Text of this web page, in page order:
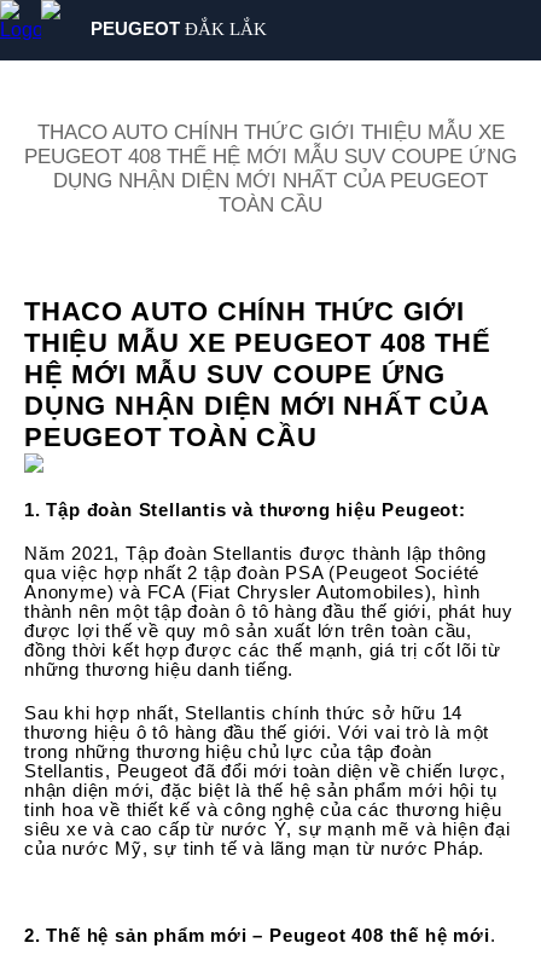
PEUGEOT ĐẮK LẮK
DỊCH VỤ
GIỚI THIỆU
THACO AUTO CHÍNH THỨC GIỚI THIỆU MẪU XE
PEUGEOT 408 THẾ HỆ MỚI MẪU SUV COUPE ỨNG
DỤNG NHẬN DIỆN MỚI NHẤT CỦA PEUGEOT
TOÀN CẦU
THACO AUTO CHÍNH THỨC GIỚI
THIỆU MẪU XE PEUGEOT 408 THẾ
HỆ MỚI MẪU SUV COUPE ỨNG
DỤNG NHẬN DIỆN MỚI NHẤT CỦA
PEUGEOT TOÀN CẦU
1. Tập đoàn Stellantis và thương hiệu Peugeot:
Năm 2021, Tập đoàn Stellantis được thành lập thông
qua việc hợp nhất 2 tập đoàn PSA (Peugeot Société
Anonyme) và FCA (Fiat Chrysler Automobiles), hình
thành nên một tập đoàn ô tô hàng đầu thế giới, phát huy
được lợi thế về quy mô sản xuất lớn trên toàn cầu,
đồng thời kết hợp được các thế mạnh, giá trị cốt lõi từ
những thương hiệu danh tiếng.
Sau khi hợp nhất, Stellantis chính thức sở hữu 14
thương hiệu ô tô hàng đầu thế giới. Với vai trò là một
trong những thương hiệu chủ lực của tập đoàn
Stellantis, Peugeot đã đổi mới toàn diện về chiến lược,
nhận diện mới, đặc biệt là thế hệ sản phẩm mới hội tụ
tinh hoa về thiết kế và công nghệ của các thương hiệu
siêu xe và cao cấp từ nước Ý, sự mạnh mẽ và hiện đại
của nước Mỹ, sự tinh tế và lãng mạn từ nước Pháp.
2. Thế hệ sản phẩm mới – Peugeot 408 thế hệ mới.